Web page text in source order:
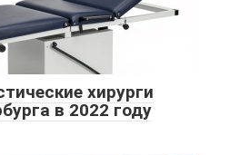
хирурги
в 2022 году